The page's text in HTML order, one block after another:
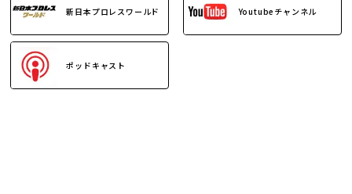
新日本プロレスワールド Youtubeチャンネル
ポッドキャスト